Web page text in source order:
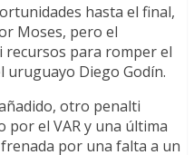
hasta el final,
Moses, pero el
para romper el
Diego Godín.
otro penalti
el VAR y una última
por una falta a un